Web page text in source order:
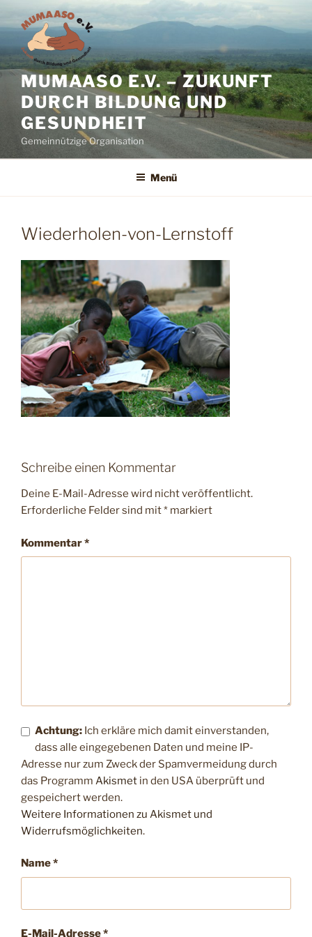
Inhalt
springen
MUMAASO E.V. – ZUKUNFT
DURCH BILDUNG UND
GESUNDHEIT
Gemeinnützige Organisation
Menü
Wiederholen-von-Lernstoff
Schreibe einen Kommentar
Deine E-Mail-Adresse wird nicht veröffentlicht.
Erforderliche Felder sind mit* markiert
Kommentar*
Achtung: Ich erkläre mich damit einverstanden,
dass alle eingegebenen Daten und meine IP-
Adresse nur zum Zweck der Spamvermeidung durch
das Programm Akismet in den USA überprüft und
gespeichert werden.
Weitere Informationen zu Akismet und
Widerrufsmöglichkeiten.
Name*
E-Mail-Adresse*